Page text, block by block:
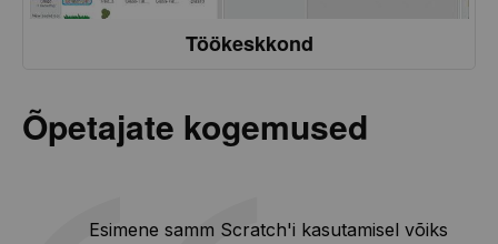
Töökeskkond
Õpetajate kogemused
Esimene samm Scratch'i kasutamisel võiks